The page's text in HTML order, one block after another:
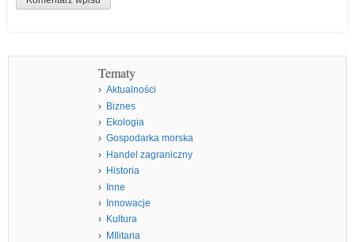
Tematy
Aktualności
Biznes
Ekologia
Gospodarka morska
Handel zagraniczny
Historia
Inne
Innowacje
Kultura
MIlitaria